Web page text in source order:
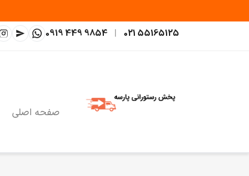
021 55165125
|
0919 449 9854
صفحه اصلی